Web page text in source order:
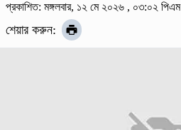
প্রকাশিত: মঙ্গলবার, ১২ মে ২০২৬ , ০৩:০২ পিএম
শেয়ার করুন: